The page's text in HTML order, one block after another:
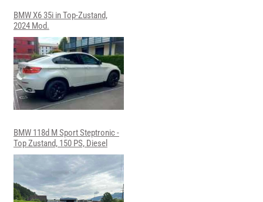
BMW X6 35i in Top-Zustand,
2024 Mod.
BMW 118d M Sport Steptronic -
Top Zustand, 150 PS, Diesel